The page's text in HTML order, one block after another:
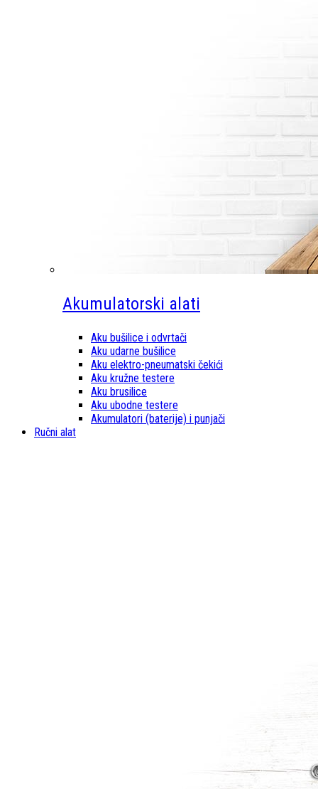
Akumulatorski alati
Aku bušilice i odvrtači
Aku udarne bušilice
Aku elektro-pneumatski čekići
Aku kružne testere
Aku brusilice
Aku ubodne testere
Akumulatori (baterije) i punjači
Ručni alat